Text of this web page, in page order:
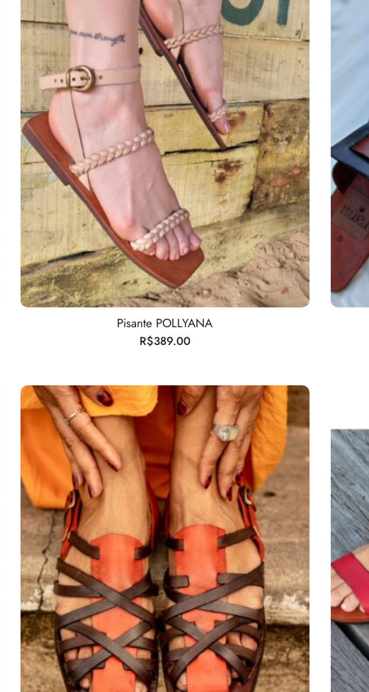
Pisante POLLYANA
R$389.00